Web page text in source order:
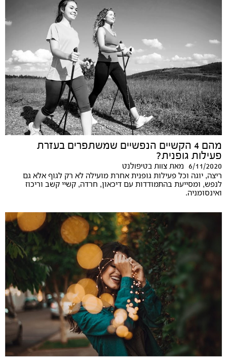
מהם 4 הקשיים הנפשיים שמשתפרים בעזרת
פעילות גופנית?
6/11/2020 מאת צוות בטיפולנט
ריצה, יוגה וכל פעילות גופנית אחרת מועילה לא רק לגוף אלא גם
לנפש, ומסייעת בהתמודדות עם דיכאון, חרדה, קשיי קשב וריכוז
ואינסומניה.